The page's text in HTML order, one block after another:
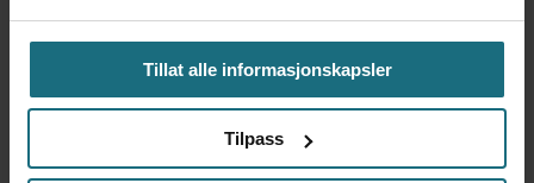
Tillat alle informasjonskapsler
Tilpass